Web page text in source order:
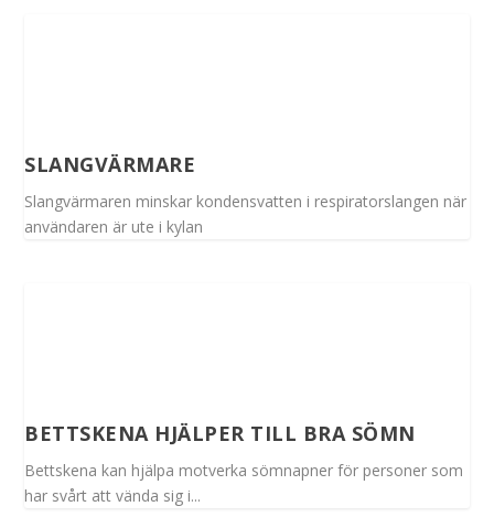
SLANGVÄRMARE
Slangvärmaren minskar kondensvatten i respiratorslangen när
användaren är ute i kylan
BETTSKENA HJÄLPER TILL BRA SÖMN
Bettskena kan hjälpa motverka sömnapner för personer som
har svårt att vända sig i...